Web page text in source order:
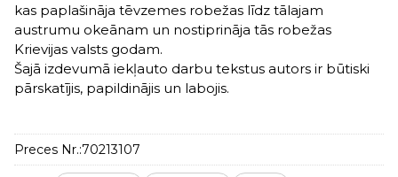
kas paplašināja tēvzemes robežas līdz tālajam
austrumu okeānam un nostiprināja tās robežas
Krievijas valsts godam.
Šajā izdevumā iekļauto darbu tekstus autors ir būtiski
pārskatījis, papildinājis un labojis.
Preces Nr.:70213107